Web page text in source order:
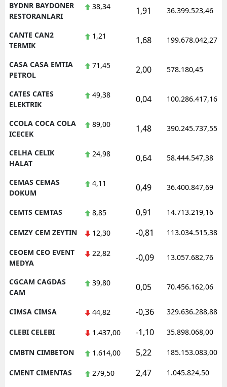
BYDNR BAYDONER
RESTORANLARI
38,34 1,91 36.399.523,46
CANTE CAN2
TERMIK
1,21 1,68 199.678.042,27
CASA CASA EMTIA
PETROL
71,45 2,00 578.180,45
CATES CATES
ELEKTRIK
49,38 0,04 100.286.417,16
CCOLA COCA COLA
ICECEK
89,00 1,48 390.245.737,55
CELHA CELIK
HALAT
24,98 0,64 58.444.547,38
CEMAS CEMAS
DOKUM
4,11 0,49 36.400.847,69
CEMTS CEMTAS 8,85 0,91 14.713.219,16
CEMZY CEM ZEYTIN 12,30 -0,81 113.034.515,38
CEOEM CEO EVENT
MEDYA
22,82 -0,09 13.057.682,76
CGCAM CAGDAS
CAM
39,80 0,05 70.456.162,06
CIMSA CIMSA 44,82 -0,36 329.636.288,88
CLEBI CELEBI 1.437,00 -1,10 35.898.068,00
CMBTN CIMBETON 1.614,00 5,22 185.153.083,00
CMENT CIMENTAS 279,50 2,47 1.045.824,50